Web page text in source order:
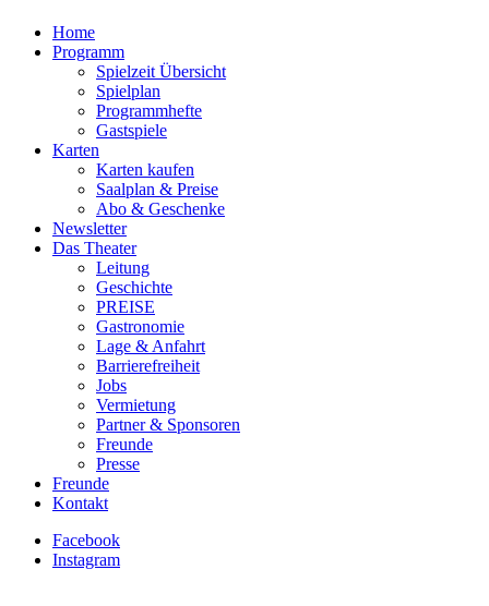
Home
Programm
Spielzeit Übersicht
Spielplan
Programmhefte
Gastspiele
Karten
Karten kaufen
Saalplan & Preise
Abo & Geschenke
Newsletter
Das Theater
Leitung
Geschichte
PREISE
Gastronomie
Lage & Anfahrt
Barrierefreiheit
Jobs
Vermietung
Partner & Sponsoren
Freunde
Presse
Freunde
Kontakt
Facebook
Instagram